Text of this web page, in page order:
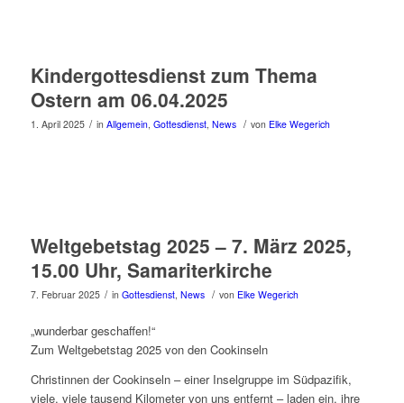
Kindergottesdienst zum Thema
Ostern am 06.04.2025
1. April 2025 / in Allgemein, Gottesdienst, News / von Elke Wegerich
Weltgebetstag 2025 – 7. März 2025,
15.00 Uhr, Samariterkirche
7. Februar 2025 / in Gottesdienst, News / von Elke Wegerich
„wunderbar geschaffen!“
Zum Weltgebetstag 2025 von den Cookinseln
Christinnen der Cookinseln – einer Inselgruppe im Südpazifik,
viele, viele tausend Kilometer von uns entfernt – laden ein, ihre